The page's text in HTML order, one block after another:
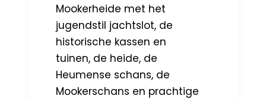
Mookerheide met het
jugendstil jachtslot, de
historische kassen en
tuinen, de heide, de
Heumense schans, de
Mookerschans en prachtige